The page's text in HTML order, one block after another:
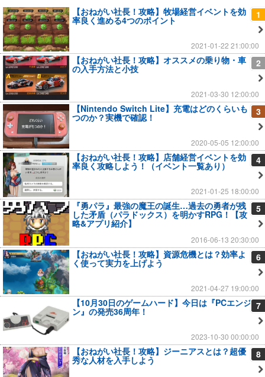
1
【おねがい社長！攻略】牧場経営イベントを効
率良く進める4つのポイント
2021-01-22 21:00:00
2
【おねがい社長！攻略】オススメの乗り物・車
の入手方法と小技
2021-03-30 12:00:00
3
【Nintendo Switch Lite】充電はどのくらいも
つのか？実機で確認！
2020-05-05 12:00:00
4
【おねがい社長！攻略】店舗経営イベントを効
率良く攻略しよう！（イベント一覧あり）
2021-01-25 18:00:00
5
『勇パラ』最強の魔王の誕生…過去の勇者が残
した矛盾（パラドックス）を明かすRPG！【攻
略&アプリ紹介】
2016-06-13 20:30:00
6
【おねがい社長！攻略】資源危機とは？効率よ
く使って実力を上げよう
2021-04-27 19:00:00
7
【10月30日のゲームハード】今日は『PCエンジ
ン』の発売36周年！
2023-10-30 00:00:00
8
【おねがい社長！攻略】ジーニアスとは？超優
秀な人材を入手しよう